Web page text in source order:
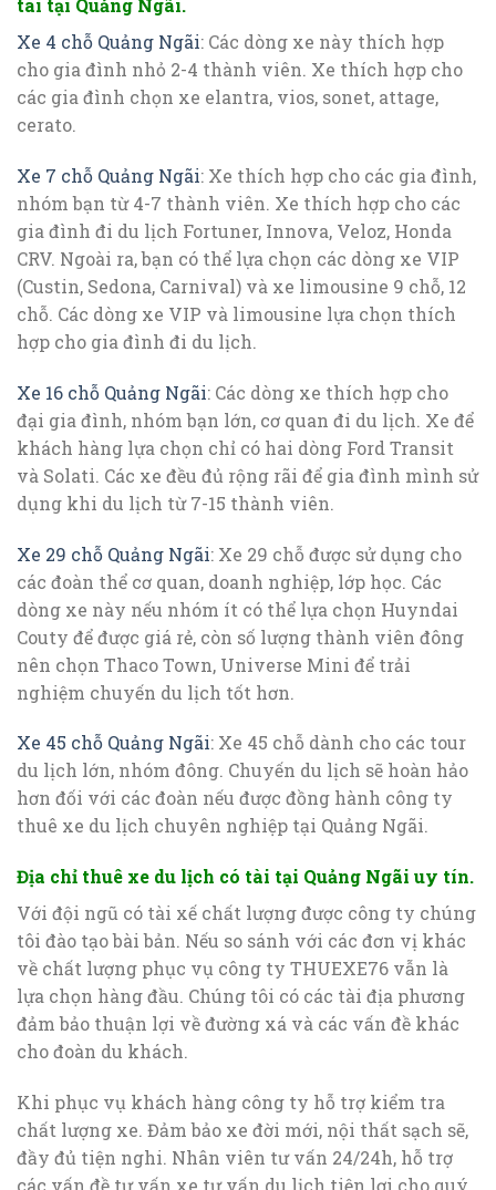
tài tại Quảng Ngãi.
Xe 4 chỗ Quảng Ngãi: Các dòng xe này thích hợp
cho gia đình nhỏ 2-4 thành viên. Xe thích hợp cho
các gia đình chọn xe elantra, vios, sonet, attage,
cerato.
Xe 7 chỗ Quảng Ngãi: Xe thích hợp cho các gia đình,
nhóm bạn từ 4-7 thành viên. Xe thích hợp cho các
gia đình đi du lịch Fortuner, Innova, Veloz, Honda
CRV. Ngoài ra, bạn có thể lựa chọn các dòng xe VIP
(Custin, Sedona, Carnival) và xe limousine 9 chỗ, 12
chỗ. Các dòng xe VIP và limousine lựa chọn thích
hợp cho gia đình đi du lịch.
Xe 16 chỗ Quảng Ngãi: Các dòng xe thích hợp cho
đại gia đình, nhóm bạn lớn, cơ quan đi du lịch. Xe để
khách hàng lựa chọn chỉ có hai dòng Ford Transit
và Solati. Các xe đều đủ rộng rãi để gia đình mình sử
dụng khi du lịch từ 7-15 thành viên.
Xe 29 chỗ Quảng Ngãi: Xe 29 chỗ được sử dụng cho
các đoàn thể cơ quan, doanh nghiệp, lớp học. Các
dòng xe này nếu nhóm ít có thể lựa chọn Huyndai
Couty để được giá rẻ, còn số lượng thành viên đông
nên chọn Thaco Town, Universe Mini để trải
nghiệm chuyến du lịch tốt hơn.
Xe 45 chỗ Quảng Ngãi: Xe 45 chỗ dành cho các tour
du lịch lớn, nhóm đông. Chuyến du lịch sẽ hoàn hảo
hơn đối với các đoàn nếu được đồng hành công ty
thuê xe du lịch chuyên nghiệp tại Quảng Ngãi.
Địa chỉ thuê xe du lịch có tài tại Quảng Ngãi uy tín.
Với đội ngũ có tài xế chất lượng được công ty chúng
tôi đào tạo bài bản. Nếu so sánh với các đơn vị khác
về chất lượng phục vụ công ty THUEXE76 vẫn là
lựa chọn hàng đầu. Chúng tôi có các tài địa phương
đảm bảo thuận lợi về đường xá và các vấn đề khác
cho đoàn du khách.
Khi phục vụ khách hàng công ty hỗ trợ kiểm tra
chất lượng xe. Đảm bảo xe đời mới, nội thất sạch sẽ,
đầy đủ tiện nghi. Nhân viên tư vấn 24/24h, hỗ trợ
các vấn đề tư vấn xe tư vấn du lịch tiện lợi cho quý